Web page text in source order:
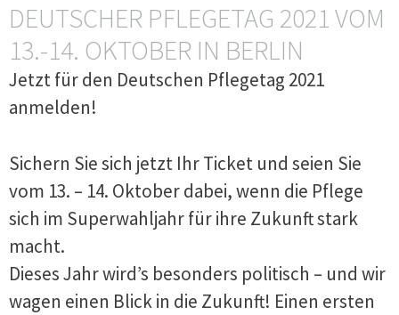
DEUTSCHER PFLEGETAG 2021 VOM
13.-14. OKTOBER IN BERLIN
Jetzt für den Deutschen Pflegetag 2021
anmelden!
Sichern Sie sich jetzt Ihr Ticket und seien Sie
vom 13. – 14. Oktober dabei, wenn die Pflege
sich im Superwahljahr für ihre Zukunft stark
macht.
Dieses Jahr wird’s besonders politisch – und wir
wagen einen Blick in die Zukunft! Einen ersten